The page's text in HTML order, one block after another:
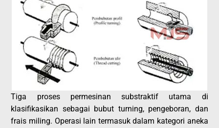
Tiga proses permesinan substraktif utama di
klasifikasikan sebagai bubut turning, pengeboran, dan
frais miling. Operasi lain termasuk dalam kategori aneka